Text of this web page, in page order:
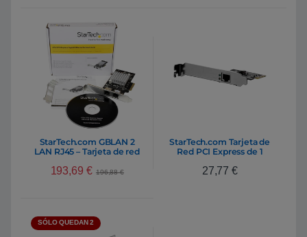
StarTech.com GBLAN 2
LAN RJ45 – Tarjeta de red
193,69 € 196,88€
StarTech.com Tarjeta de
Red PCI Express de 1
27,77 €
SÓLO QUEDAN 2